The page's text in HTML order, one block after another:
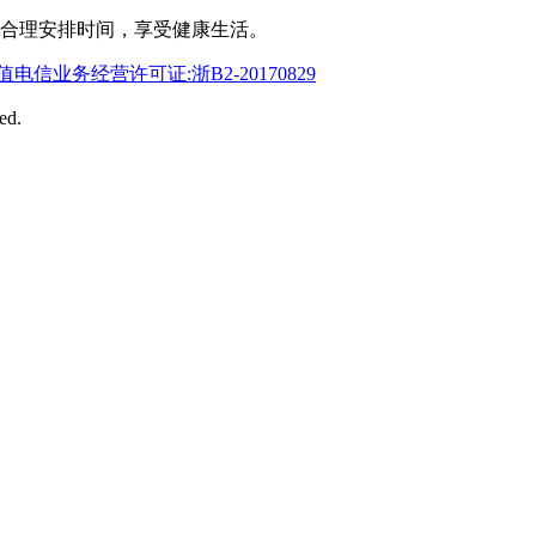
理安排时间，享受健康生活。
电信业务经营许可证:浙B2-20170829